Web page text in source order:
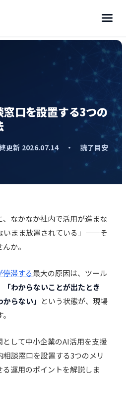
口を設置する3つの
更新 2026.07.14 ・ 読了目安
、なかなか社内で活用が進まな
いまま放置されている」——そ
か。
停滞する最大の原因は、ツール
「わからないことが出たとき
らない」 という状態が、現場
として中小企業のAI活用を支援
談窓口を設置する3つのメリ
運用のポイントを解説しま